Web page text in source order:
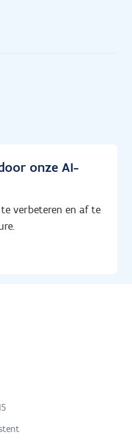
onze AI-
verbeteren en af te